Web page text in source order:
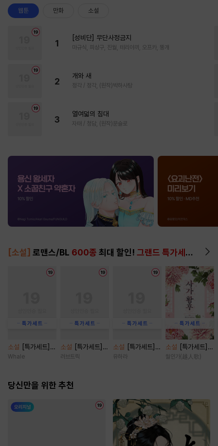
웹툰 만화 소설
1
[성비단] 무단사정금지
마규식, 피상구, 진월, 테리야끼, 오프카, 뚱개
2
개와 새
정각 / 정각, (원작)박하사탕
3
열여덟의 침대
자태 / 청담, (원작)문슬로
[소설] 로맨스/BL 600종 최대 할인! 그랜드 특가세트
소설
[특가세트]
시나몬 캔디 [단행
Whale
소설
[특가세트]
오, 마이 베이비(O
러브트릭
소설
[특가세트]
비가 오던 그날에
유하라
소설
[특가세트]
사가황후(谢家皇
월인가(越人歌)
당신만을 위한 추천